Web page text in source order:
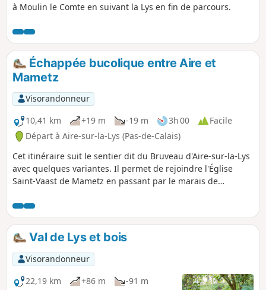
à Moulin le Comte en suivant la Lys en fin de parcours.
Échappée bucolique entre Aire et
Mametz
Visorandonneur
10,41 km
+19 m -19 m 3h 00
Facile
Départ à Aire-sur-la-Lys (Pas-de-Calais)
Cet itinéraire suit le sentier dit du Bruveau d'Aire-sur-la-Lys
avec quelques variantes. Il permet de rejoindre l'Église
Saint-Vaast de Mametz en passant par le marais de
Comte en passant par le Chemin de Fauquenthun situé sur
le hameau de Rincq.
Val de Lys et bois
Visorandonneur
22,19 km
+86 m
-91 m